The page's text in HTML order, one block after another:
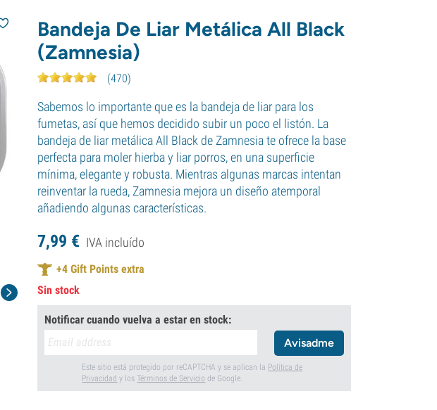
Bandeja De Liar Metálica All Black
(Zamnesia)
(470)
Sabemos lo importante que es la bandeja de liar para los
fumetas, así que hemos decidido subir un poco el listón. La
bandeja de liar metálica All Black de Zamnesia te ofrece la base
perfecta para moler hierba y liar porros, en una superficie
mínima, elegante y robusta. Mientras algunas marcas intentan
reinventar la rueda, Zamnesia mejora un diseño atemporal
añadiendo algunas características.
7,99 € IVA incluído
+4 Gift Points extra
Sin stock
Notificar cuando vuelva a estar en stock:
Avisadme
Este sitio está protegido por reCAPTCHA y se aplican la Política de
Privacidad y losTérminos de Servicio de Google.